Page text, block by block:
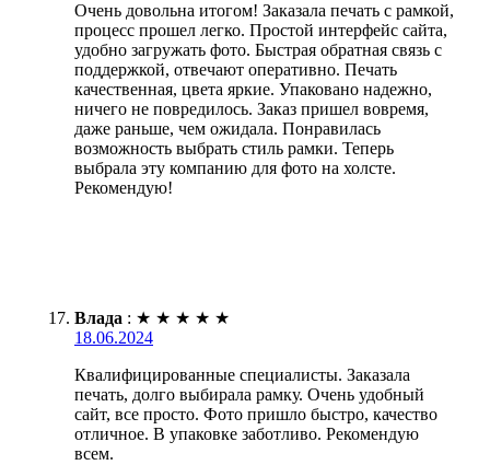
Очень довольна итогом! Заказала печать с рамкой,
процесс прошел легко. Простой интерфейс сайта,
удобно загружать фото. Быстрая обратная связь с
поддержкой, отвечают оперативно. Печать
качественная, цвета яркие. Упаковано надежно,
ничего не повредилось. Заказ пришел вовремя,
даже раньше, чем ожидала. Понравилась
возможность выбрать стиль рамки. Теперь
выбрала эту компанию для фото на холсте.
Рекомендую!
Влада : ★ ★ ★ ★ ★
18.06.2024
Квалифицированные специалисты. Заказала
печать, долго выбирала рамку. Очень удобный
сайт, все просто. Фото пришло быстро, качество
отличное. В упаковке заботливо. Рекомендую
всем.